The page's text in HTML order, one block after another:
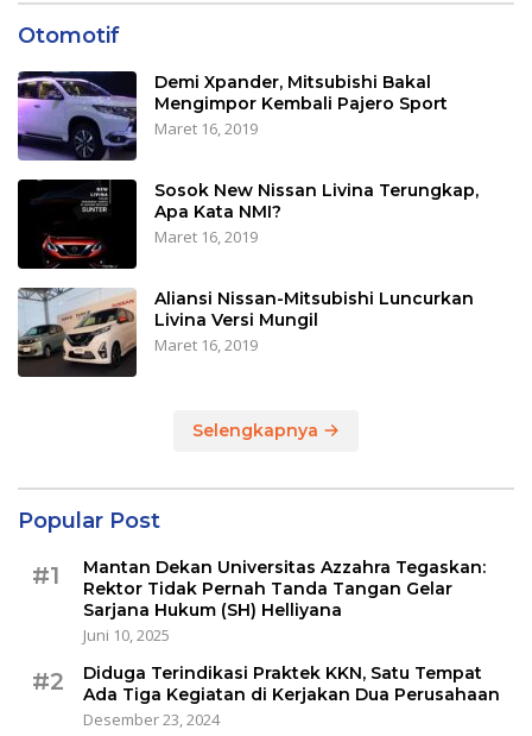
Otomotif
Demi Xpander, Mitsubishi Bakal
Mengimpor Kembali Pajero Sport
Maret 16, 2019
Sosok New Nissan Livina Terungkap,
Apa Kata NMI?
Maret 16, 2019
Aliansi Nissan-Mitsubishi Luncurkan
Livina Versi Mungil
Maret 16, 2019
Selengkapnya
Popular Post
#1
Mantan Dekan Universitas Azzahra Tegaskan:
Rektor Tidak Pernah Tanda Tangan Gelar
Sarjana Hukum (SH) Helliyana
Juni 10, 2025
#2
Diduga Terindikasi Praktek KKN, Satu Tempat
Ada Tiga Kegiatan di Kerjakan Dua Perusahaan
Desember 23, 2024